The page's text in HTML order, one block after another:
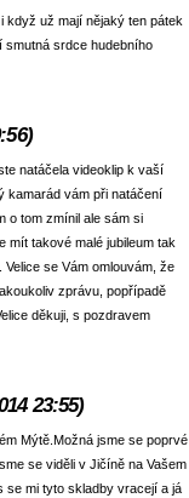
když už mají nějaký ten pátek
srdce hudebního
natáčela videoklip k vaší
kamarád vám při natáčení
o tom zmínil ale sám si
mít takové malé jubileum tak
se Vám omlouvám, že
zprávu, popřípadě
děkuji, s pozdravem
23:55)
Mýtě.Možná jsme se poprvé
se viděli v Jičíně na Vašem
se mi tyto skladby vracejí a já